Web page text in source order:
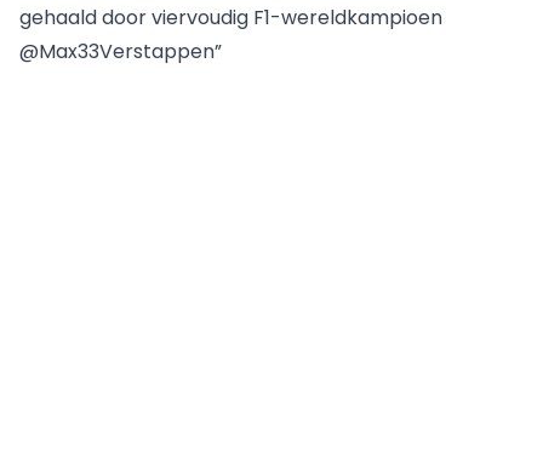
gehaald door viervoudig F1-wereldkampioen
@Max33Verstappen”